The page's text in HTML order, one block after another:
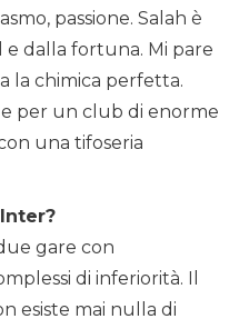
passione. Salah è
dalla fortuna. Mi pare
la chimica perfetta.
per un club di enorme
una tifoseria
gare con
di inferiorità. Il
esiste mai nulla di